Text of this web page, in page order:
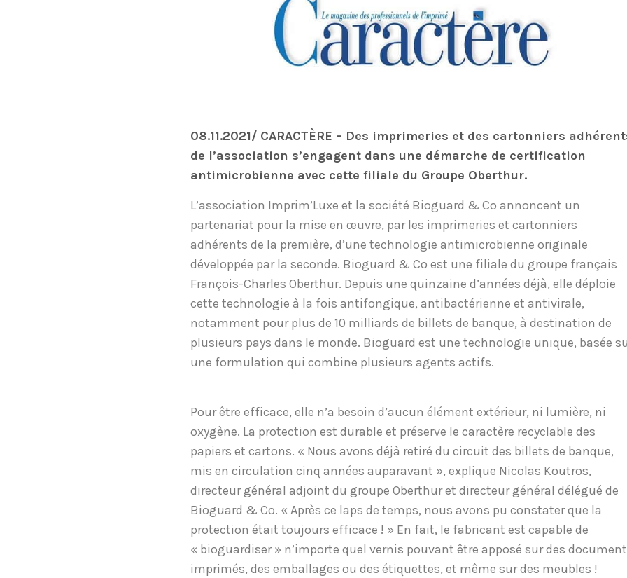
08.11.2021/ CARACTÈRE – Des imprimeries et des cartonniers
de l’association s’engagent dans une démarche de certification
antimicrobienne avec cette filiale du Groupe Oberthur.
L’association Imprim’Luxe et la société Bioguard & Co annoncent un
partenariat pour la mise en œuvre, par les imprimeries et cartonniers
adhérents de la première, d’une technologie antimicrobienne originale
développée par la seconde. Bioguard & Co est une filiale du groupe français
François-Charles Oberthur. Depuis une quinzaine d’années déjà, elle déploie
cette technologie à la fois antifongique, antibactérienne et antivirale,
notamment pour plus de 10 milliards de billets de banque, à destination de
plusieurs pays dans le monde. Bioguard est une technologie unique, basée
une formulation qui combine plusieurs agents actifs.
Pour être efficace, elle n’a besoin d’aucun élément extérieur, ni lumière, ni
oxygène. La protection est durable et préserve le caractère recyclable des
papiers et cartons. « Nous avons déjà retiré du circuit des billets de banque,
mis en circulation cinq années auparavant », explique Nicolas Koutros,
directeur général adjoint du groupe Oberthur et directeur général délégué de
Bioguard & Co. « Après ce laps de temps, nous avons pu constater que la
protection était toujours efficace ! » En fait, le fabricant est capable de
« bioguardiser » n’importe quel vernis pouvant être apposé sur des
imprimés, des emballages ou des étiquettes, et même sur des meubles !